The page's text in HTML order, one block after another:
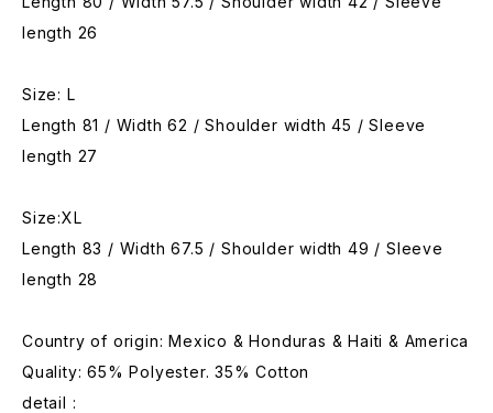
length 26
Size: L
Length 81 / Width 62 / Shoulder width 45 / Sleeve
length 27
Size:XL
Length 83 / Width 67.5 / Shoulder width 49 / Sleeve
length 28
Country of origin: Mexico & Honduras & Haiti & America
Quality: 65% Polyester. 35% Cotton
detail :